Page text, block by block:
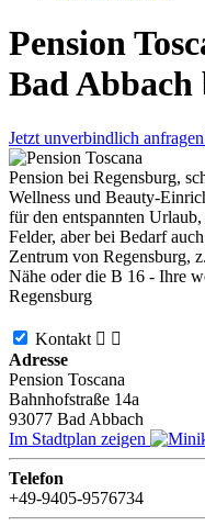
Pension
Bad Abbach
Jetzt unverbindlich
Pension bei Regensburg,
Wellness und Beauty-
für den entspannten
Felder, aber bei Bedarf
Zentrum von Regensburg,
Nähe oder die B 16 - Ihre
Regensburg
Kontakt  
Adresse
Pension Toscana
Bahnhofstraße 14a
93077 Bad Abbach
Im Stadtplan zeigen
Telefon
+49-9405-9576734